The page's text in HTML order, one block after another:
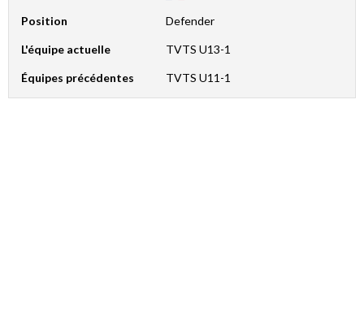
Position Defender
L'équipe actuelle TVTS U13-1
Équipes précédentes TVTS U11-1